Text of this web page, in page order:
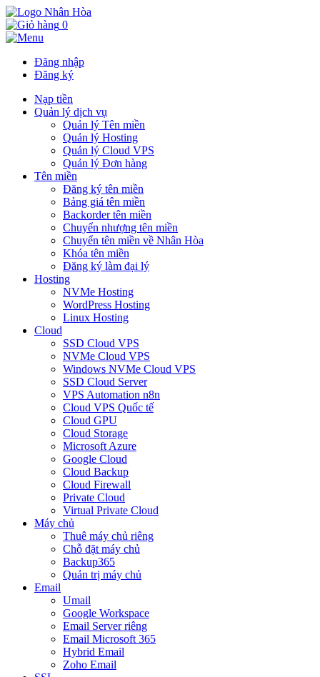
0
Đăng nhập
Đăng ký
Nạp tiền
Quản lý dịch vụ
Quản lý Tên miền
Quản lý Hosting
Quản lý Cloud VPS
Quản lý Đơn hàng
Tên miền
Đăng ký tên miền
Bảng giá tên miền
Backorder tên miền
Chuyển nhượng tên miền
Chuyển tên miền về Nhân Hòa
Khóa tên miền
Đăng ký làm đại lý
Hosting
NVMe Hosting
WordPress Hosting
Linux Hosting
Cloud
SSD Cloud VPS
NVMe Cloud VPS
Windows NVMe Cloud VPS
SSD Cloud Server
VPS Automation n8n
Cloud VPS Quốc tế
Cloud GPU
Cloud Storage
Microsoft Azure
Google Cloud
Cloud Backup
Cloud Firewall
Private Cloud
Virtual Private Cloud
Máy chủ
Thuê máy chủ riêng
Chỗ đặt máy chủ
Backup365
Quản trị máy chủ
Email
Umail
Google Workspace
Email Server riêng
Email Microsoft 365
Hybrid Email
Zoho Email